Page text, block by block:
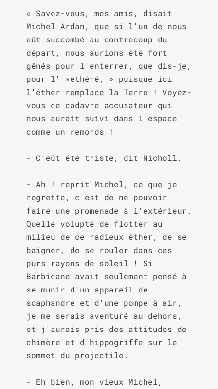
« Savez-vous, mes amis, disait
Michel Ardan, que si l'un de nous
eût succombé au contrecoup du
départ, nous aurions été fort
gênés pour l'enterrer, que dis-je,
pour l' »éthéré, » puisque ici
l'éther remplace la Terre ! Voyez-
vous ce cadavre accusateur qui
nous aurait suivi dans l'espace
comme un remords !
- C'eût été triste, dit Nicholl.
- Ah ! reprit Michel, ce que je
regrette, c'est de ne pouvoir
faire une promenade à l'extérieur.
Quelle volupté de flotter au
milieu de ce radieux éther, de se
baigner, de se rouler dans ces
purs rayons de soleil ! Si
Barbicane avait seulement pensé à
se munir d'un appareil de
scaphandre et d'une pompe à air,
je me serais aventuré au dehors,
et j'aurais pris des attitudes de
chimère et d'hippogriffe sur le
sommet du projectile.
- Eh bien, mon vieux Michel,